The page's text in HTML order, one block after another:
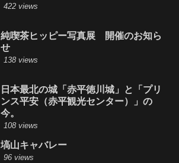
422 views
純喫茶ヒッピー写真展 開催のお知ら
せ
138 views
日本最北の城「赤平徳川城」と「プリ
ンス平安（赤平観光センター）」の
今。
108 views
塙山キャバレー
96 views